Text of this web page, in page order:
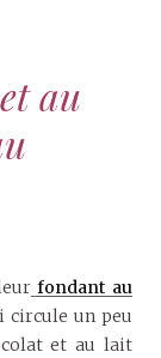
au
fondant au
circule un peu
et au lait